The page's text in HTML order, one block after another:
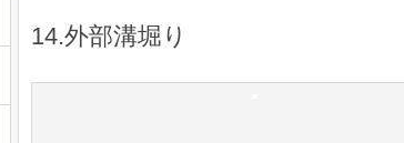
14.外部溝堀り